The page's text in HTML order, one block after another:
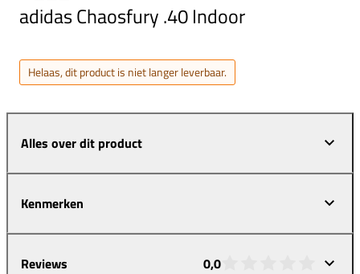
adidas Chaosfury .40 Indoor
Helaas, dit product is niet langer leverbaar.
Alles over dit product
Kenmerken
Reviews 0,0